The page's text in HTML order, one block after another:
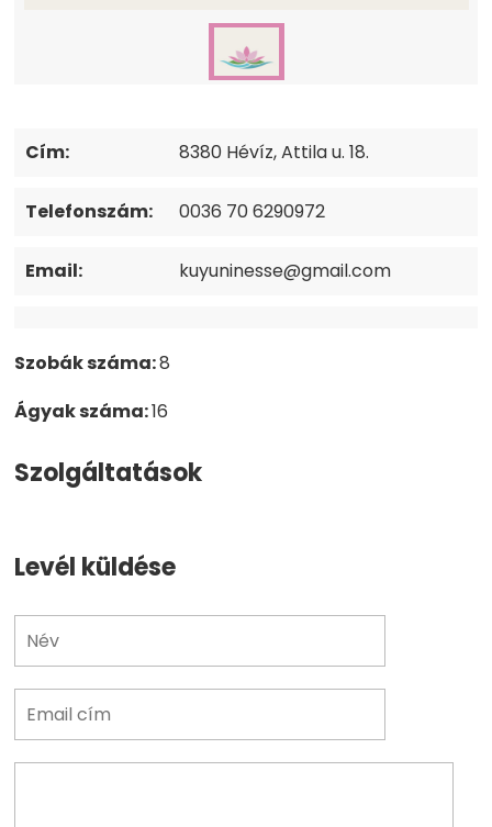
Cím: 8380 Hévíz, Attila u. 18.
Telefonszám: 0036 70 6290972
Email: kuyuninesse@gmail.com
Szobák száma:8
Ágyak száma:16
Szolgáltatások
Levél küldése